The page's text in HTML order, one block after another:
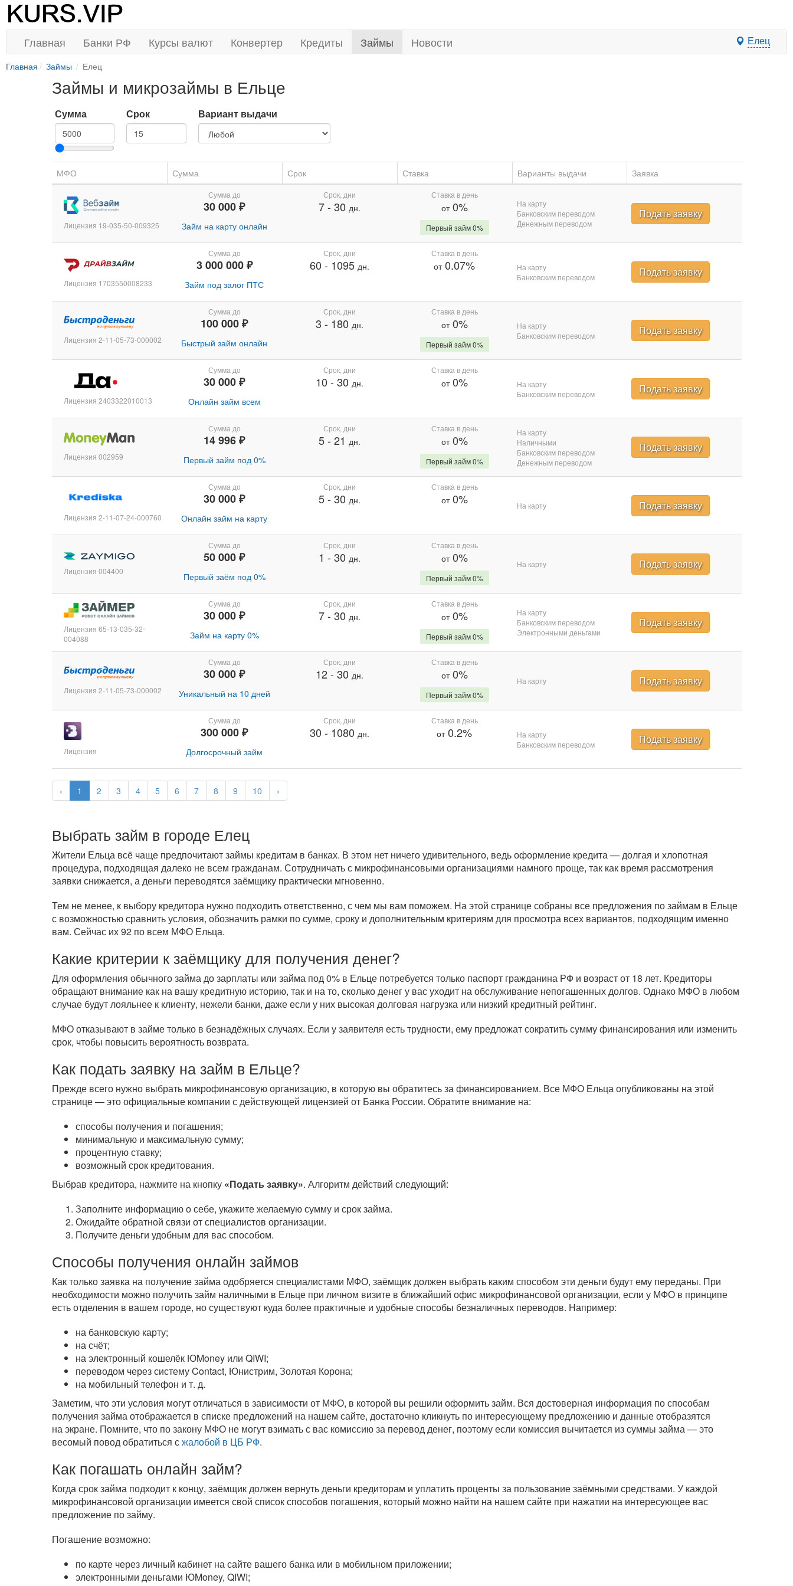
Главная Банки РФ Курсы валют Конвертер Кредиты Займы Новости Елец
Главная Займы Елец
Займы и микрозаймы в Ельце
Сумма Срок Вариант выдачи
МФО Сумма Срок Ставка Варианты выдачи Заявка
‹ 1 2 3 4 5 6 7 8 9 10 ›
Лицензия 19-035-50-009325
Сумма до
30 000 ₽
Займ на карту онлайн
Срок, дни
7- 30 дн.
Ставка в день
от0%
Первый займ 0%
На карту
Банковским переводом
Денежным переводом
Подать заявку
Лицензия 1703550008233
Сумма до
3 000 000 ₽
Займ под залог ПТС
Срок, дни
60 - 1095 дн.
Ставка в день
от0.07%
На карту
Банковским переводом
Подать заявку
Лицензия 2-11-05-73-000002
Сумма до
100 000 ₽
Быстрый займ онлайн
Срок, дни
3 - 180 дн.
Ставка в день
от0%
Первый займ 0%
На карту
Банковским переводом
Подать заявку
Лицензия 2403322010013
Сумма до
30 000 ₽
Онлайн займ всем
Срок, дни
10 - 30 дн.
Ставка в день
от0%
На карту
Банковским переводом
Подать заявку
Лицензия 002959
Сумма до
14 996 ₽
Первый займ под 0%
Срок, дни
5- 21 дн.
Ставка в день
от0%
Первый займ 0%
На карту
Наличными
Банковским переводом
Денежным переводом
Подать заявку
Лицензия 2-11-07-24-000760
Сумма до
30 000 ₽
Онлайн займ на карту
Срок, дни
5- 30 дн.
Ставка в день
от0% На карту Подать заявку
Лицензия 004400
Сумма до
50 000 ₽
Первый заём под 0%
Срок, дни
1 - 30 дн.
Ставка в день
от0%
Первый займ 0%
На карту Подать заявку
Лицензия 65-13-035-32-
004088
Сумма до
30 000 ₽
Займ на карту 0%
Срок, дни
7- 30 дн.
Ставка в день
от0%
Первый займ 0%
На карту
Банковским переводом
Электронными деньгами
Подать заявку
Лицензия 2-11-05-73-000002
Сумма до
30 000 ₽
Уникальный на 10 дней
Срок, дни
12- 30 дн.
Ставка в день
от0%
Первый займ 0%
На карту Подать заявку
Лицензия
Сумма до
300 000 ₽
Долгосрочный займ
Срок, дни
30 - 1080 дн.
Ставка в день
от0.2%
На карту
Банковским переводом
Подать заявку
Выбрать займ в городе Елец
Жители Ельца всё чаще предпочитают займы кредитам в банках. В этом нет ничего удивительного, ведь оформление кредита — долгая и хлопотная
процедура, подходящая далеко не всем гражданам. Сотрудничать с микрофинансовыми организациями намного проще, так как время рассмотрения
заявки снижается, а деньги переводятся заёмщику практически мгновенно.
Тем не менее, к выбору кредитора нужно подходить ответственно, с чем мы вам поможем. На этой странице собраны все предложения по займам в Ельце
с возможностью сравнить условия, обозначить рамки по сумме, сроку и дополнительным критериям для просмотра всех вариантов, подходящим именно
вам. Сейчас их 92 по всем МФО Ельца.
Какие критерии к заёмщику для получения денег?
Для оформления обычного займа до зарплаты или займа под 0% в Ельце потребуется только паспорт гражданина РФ и возраст от 18 лет. Кредиторы
обращают внимание как на вашу кредитную историю, так и на то, сколько денег у вас уходит на обслуживание непогашенных долгов. Однако МФО в любом
случае будут лояльнее к клиенту, нежели банки, даже если у них высокая долговая нагрузка или низкий кредитный рейтинг.
МФО отказывают в займе только в безнадёжных случаях. Если у заявителя есть трудности, ему предложат сократить сумму финансирования или изменить
срок, чтобы повысить вероятность возврата.
Как подать заявку на займ в Ельце?
Прежде всего нужно выбрать микрофинансовую организацию, в которую вы обратитесь за финансированием. Все МФО Ельца опубликованы на этой
странице — это официальные компании с действующей лицензией от Банка России. Обратите внимание на:
способы получения и погашения;
минимальную и максимальную сумму;
процентную ставку;
возможный срок кредитования.
Выбрав кредитора, нажмите на кнопку «Подать заявку». Алгоритм действий следующий:
Заполните информацию о себе, укажите желаемую сумму и срок займа.
Ожидайте обратной связи от специалистов организации.
Получите деньги удобным для вас способом.
Способы получения онлайн займов
Как только заявка на получение займа одобряется специалистами МФО, заёмщик должен выбрать каким способом эти деньги будут ему переданы. При
необходимости можно получить займ наличными в Ельце при личном визите в ближайший офис микрофинансовой организации, если у МФО в принципе
есть отделения в вашем городе, но существуют куда более практичные и удобные способы безналичных переводов. Например:
на банковскую карту;
на счёт;
на электронный кошелёк ЮMoney или QIWI;
переводом через систему Contact, Юнистрим, Золотая Корона;
на мобильный телефон и т. д.
Заметим, что эти условия могут отличаться в зависимости от МФО, в которой вы решили оформить займ. Вся достоверная информация по способам
получения займа отображается в списке предложений на нашем сайте, достаточно кликнуть по интересующему предложению и данные отобразятся
на экране. Помните, что по закону МФО не могут взимать с вас комиссию за перевод денег, поэтому если комиссия вычитается из суммы займа — это
весомый повод обратиться сжалобой в ЦБ РФ.
Как погашать онлайн займ?
Когда срок займа подходит к концу, заёмщик должен вернуть деньги кредиторам и уплатить проценты за пользование заёмными средствами. У каждой
микрофинансовой организации имеется свой список способов погашения, который можно найти на нашем сайте при нажатии на интересующее вас
предложение по займу.
Погашение возможно:
по карте через личный кабинет на сайте вашего банка или в мобильном приложении;
электронными деньгами ЮMoney, QIWI;